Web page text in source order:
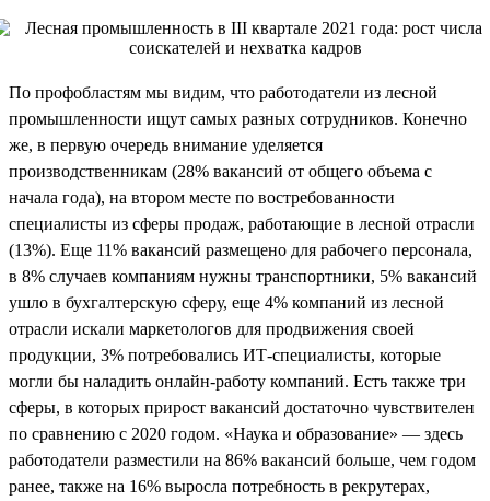
По профобластям мы видим, что работодатели из лесной
промышленности ищут самых разных сотрудников. Конечно
же, в первую очередь внимание уделяется
производственникам (28% вакансий от общего объема с
начала года), на втором месте по востребованности
специалисты из сферы продаж, работающие в лесной отрасли
(13%). Еще 11% вакансий размещено для рабочего персонала,
в 8% случаев компаниям нужны транспортники, 5% вакансий
ушло в бухгалтерскую сферу, еще 4% компаний из лесной
отрасли искали маркетологов для продвижения своей
продукции, 3% потребовались ИТ-специалисты, которые
могли бы наладить онлайн-работу компаний. Есть также три
сферы, в которых прирост вакансий достаточно чувствителен
по сравнению с 2020 годом. «Наука и образование» — здесь
работодатели разместили на 86% вакансий больше, чем годом
ранее, также на 16% выросла потребность в рекрутерах,